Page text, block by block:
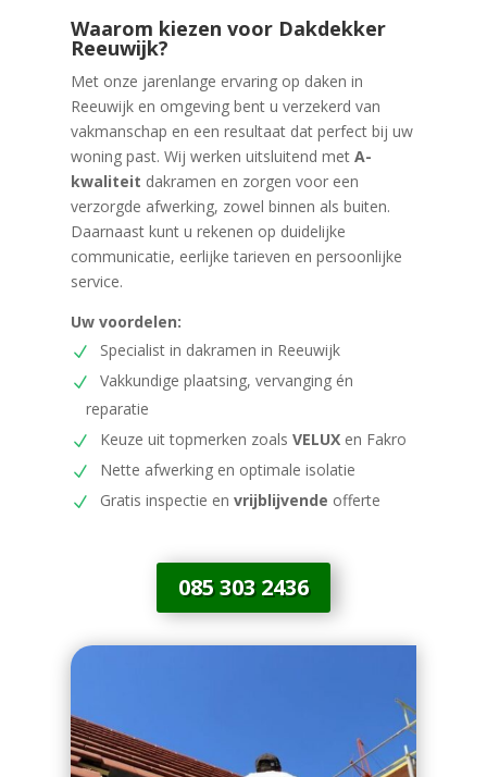
Waarom kiezen voor Dakdekker
Reeuwijk?
Met onze jarenlange ervaring op daken in
Reeuwijk en omgeving bent u verzekerd van
vakmanschap en een resultaat dat perfect bij uw
woning past. Wij werken uitsluitend met A-
kwaliteit dakramen en zorgen voor een
verzorgde afwerking, zowel binnen als buiten.
Daarnaast kunt u rekenen op duidelijke
communicatie, eerlijke tarieven en persoonlijke
service.
Uw voordelen:
Specialist in dakramen in Reeuwijk
Vakkundige plaatsing, vervanging én
reparatie
Keuze uit topmerken zoals VELUXen Fakro
Nette afwerking en optimale isolatie
Gratis inspectie en vrijblijvende offerte
085 303 2436